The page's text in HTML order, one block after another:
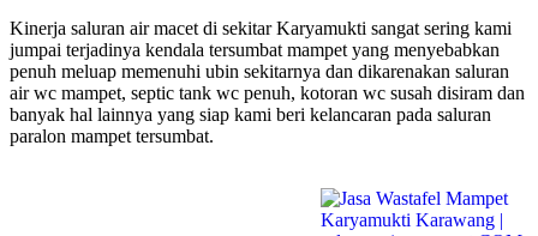
Kinerja saluran air macet di sekitar Karyamukti sangat sering kami
jumpai terjadinya kendala tersumbat mampet yang menyebabkan
penuh meluap memenuhi ubin sekitarnya dan dikarenakan saluran
air wc mampet, septic tank wc penuh, kotoran wc susah disiram dan
banyak hal lainnya yang siap kami beri kelancaran pada saluran
paralon mampet tersumbat.